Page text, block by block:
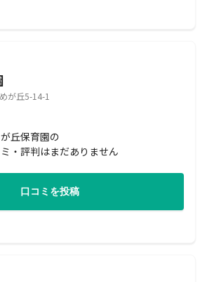
が丘5-14-1
丘保育園の
・評判はまだありません
口コミを投稿